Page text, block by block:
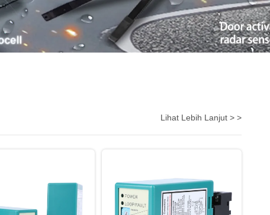
Lihat Lebih Lanjut > >